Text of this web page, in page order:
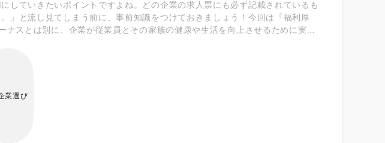
していきたいポイントですよね。どの企業の求人票にも必ず記載されているも
と流し見てしまう前に、事前知識をつけておきましょう！今回は『福利厚
スとは別に、企業が従業員とその家族の健康や生活を向上させるために実施
業選び